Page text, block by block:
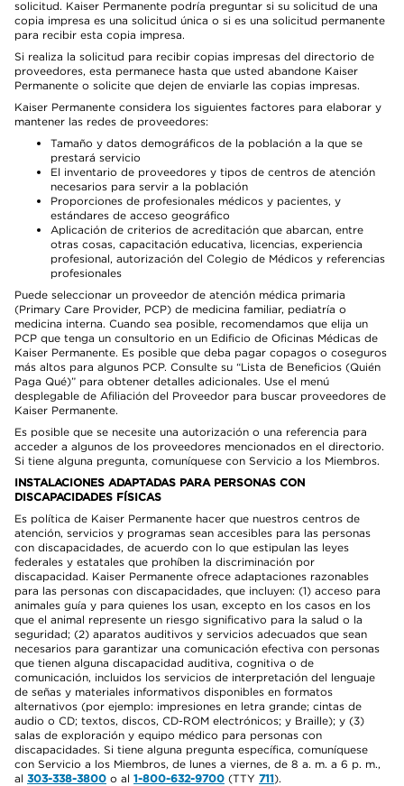
solicitud. Kaiser Permanente podría preguntar si su solicitud de una
copia impresa es una solicitud única o si es una solicitud permanente
para recibir esta copia impresa.
Si realiza la solicitud para recibir copias impresas del directorio de
proveedores, esta permanece hasta que usted abandone Kaiser
Permanente o solicite que dejen de enviarle las copias impresas.
Kaiser Permanente considera los siguientes factores para elaborar y
mantener las redes de proveedores:
Tamaño y datos demográficos de la población a la que se
prestará servicio
El inventario de proveedores y tipos de centros de atención
necesarios para servir a la población
Proporciones de profesionales médicos y pacientes, y
estándares de acceso geográfico
Aplicación de criterios de acreditación que abarcan, entre
otras cosas, capacitación educativa, licencias, experiencia
profesional, autorización del Colegio de Médicos y referencias
profesionales
Puede seleccionar un proveedor de atención médica primaria
(Primary Care Provider, PCP) de medicina familiar, pediatría o
medicina interna. Cuando sea posible, recomendamos que elija un
PCP que tenga un consultorio en un Edificio de Oficinas Médicas de
Kaiser Permanente. Es posible que deba pagar copagos o coseguros
más altos para algunos PCP. Consulte su “Lista de Beneficios (Quién
Paga Qué)” para obtener detalles adicionales. Use el menú
desplegable de Afiliación del Proveedor para buscar proveedores de
Kaiser Permanente.
Es posible que se necesite una autorización o una referencia para
acceder a algunos de los proveedores mencionados en el directorio.
Si tiene alguna pregunta, comuníquese con Servicio a los Miembros.
INSTALACIONES ADAPTADAS PARA PERSONAS CON
DISCAPACIDADES FÍSICAS
Es política de Kaiser Permanente hacer que nuestros centros de
atención, servicios y programas sean accesibles para las personas
con discapacidades, de acuerdo con lo que estipulan las leyes
federales y estatales que prohíben la discriminación por
discapacidad. Kaiser Permanente ofrece adaptaciones razonables
para las personas con discapacidades, que incluyen: (1) acceso para
animales guía y para quienes los usan, excepto en los casos en los
que el animal represente un riesgo significativo para la salud o la
seguridad; (2) aparatos auditivos y servicios adecuados que sean
necesarios para garantizar una comunicación efectiva con personas
que tienen alguna discapacidad auditiva, cognitiva o de
comunicación, incluidos los servicios de interpretación del lenguaje
de señas y materiales informativos disponibles en formatos
alternativos (por ejemplo: impresiones en letra grande; cintas de
audio o CD; textos, discos, CD-ROM electrónicos; y Braille); y (3)
salas de exploración y equipo médico para personas con
discapacidades. Si tiene alguna pregunta específica, comuníquese
con Servicio a los Miembros, de lunes a viernes, de 8 a. m. a 6 p. m.,
al 303-338-3800 o al 1-800-632-9700 (TTY 711).